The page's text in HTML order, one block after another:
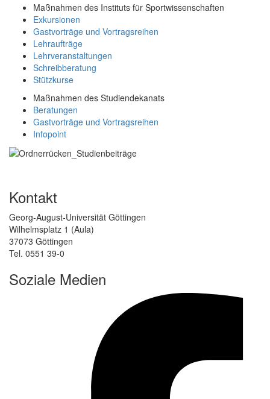
Maßnahmen des Instituts für Sportwissenschaften
Exkursionen
Gastvorträge und Vortragsreihen
Lehraufträge
Lehrveranstaltungen
Schreibberatung
Stützkurse
Maßnahmen des Studiendekanats
Beratungen
Gastvorträge und Vortragsreihen
Infopoint
Kontakt
Georg-August-Universität Göttingen
Wilhelmsplatz 1 (Aula)
37073 Göttingen
Tel. 0551 39-0
Soziale Medien